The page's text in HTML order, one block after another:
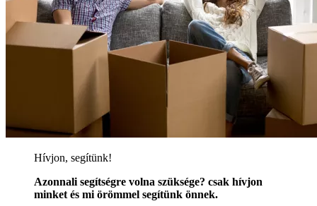
Hívjon, segítünk!
Azonnali segítségre volna szüksége? csak hívjon
minket és mi örömmel segítünk önnek.